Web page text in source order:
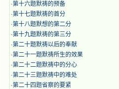
·第十六题默祷的预备
·第十七题默祷的首分
·第十八题默想的第二分
·第十九题默祷的第三分
·第二十题默祷以后的奉献
·第二十一题默祷所生的效果
·第二十二题默祷中的分心
·第二十三题默祷中的难处
·第二十四题省察的要紧